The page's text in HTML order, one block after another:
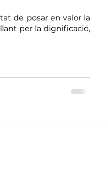
de posar en valor la
per la dignificació,